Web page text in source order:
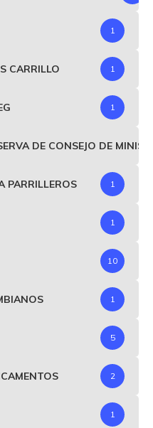
1
CARRILLO 1
1
DE CONSEJO DE
PARRILLEROS 1
1
10
1
5
2
1